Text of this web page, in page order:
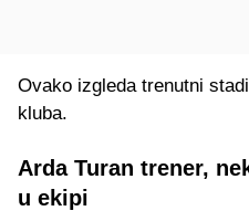
Ovako izgleda trenutni
kluba.
Arda Turan trener,
u ekipi